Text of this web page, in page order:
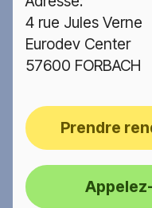
4 rue Jules Verne
Eurodev Center
57600 FORBACH
Prendre